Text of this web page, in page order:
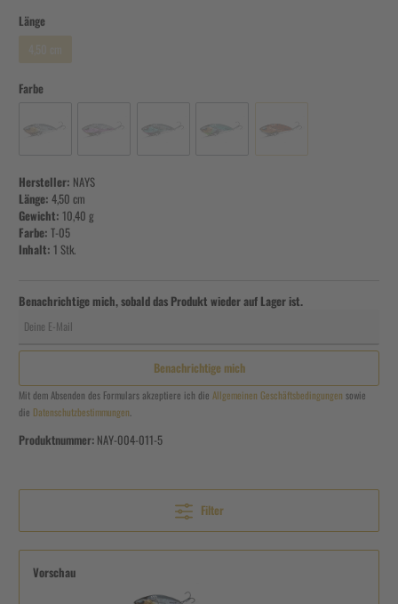
Länge
Farbe
Hersteller: NAYS
Länge: 4,50 cm
Gewicht: 10,40 g
Farbe: T-05
Inhalt: 1 Stk.
Benachrichtige mich, sobald das Produkt wieder auf Lager ist.
Benachrichtige mich
Mit dem Absenden des Formulars akzeptiere ich die Allgemeinen Geschäftsbedingungen sowie
die Datenschutzbestimmungen.
Produktnummer: NAY-004-011-5
Filter
Vorschau